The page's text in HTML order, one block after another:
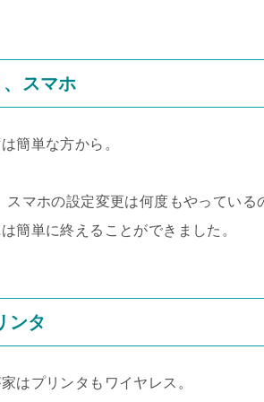
スマホ
簡単な方から。
スマホの設定変更は何度もやっている
簡単に終えることができました。
ンタ
はプリンタもワイヤレス。